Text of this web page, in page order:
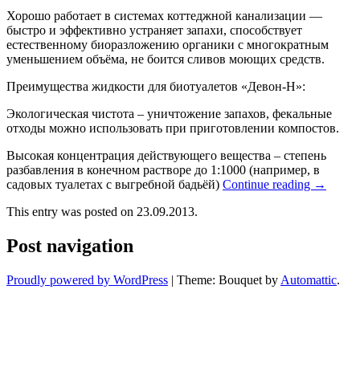
Хорошо работает в системах коттеджной канализации —
быстро и эффективно устраняет запахи, способствует
естественному биоразложению органики с многократным
уменьшением объёма, не боится сливов моющих средств.
Преимущества жидкости для биотуалетов «Девон-Н»:
Экологическая чистота – уничтожение запахов, фекальные
отходы можно использовать при приготовлении компостов.
Высокая концентрация действующего вещества – степень
разбавления в конечном растворе до 1:1000 (например, в
садовых туалетах с выгребной бадьёй) Continue reading →
This entry was posted on 23.09.2013.
Post navigation
Proudly powered by WordPress | Theme: Bouquet by Automattic.